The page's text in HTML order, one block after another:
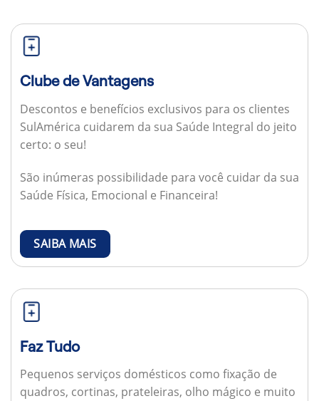
Clube de Vantagens
Descontos e benefícios exclusivos para os clientes
SulAmérica cuidarem da sua Saúde Integral do jeito
certo: o seu!
São inúmeras possibilidade para você cuidar da sua
Saúde Física, Emocional e Financeira!
SAIBA MAIS
Faz Tudo
Pequenos serviços domésticos como fixação de
quadros, cortinas, prateleiras, olho mágico e muito